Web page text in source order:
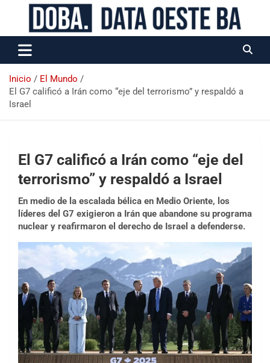
Data Oeste BA
Inicio
El Mundo
El G7 calificó a Irán como “eje del terrorismo” y respaldó a
Israel
El G7 calificó a Irán como “eje del
terrorismo” y respaldó a Israel
En medio de la escalada bélica en Medio Oriente, los
líderes del G7 exigieron a Irán que abandone su programa
nuclear y reafirmaron el derecho de Israel a defenderse.